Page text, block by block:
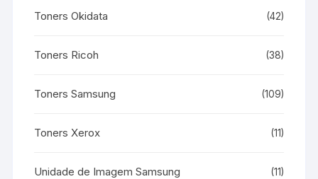
Toners Okidata (42)
Toners Ricoh (38)
Toners Samsung (109)
Toners Xerox (11)
Unidade de Imagem Samsung (11)